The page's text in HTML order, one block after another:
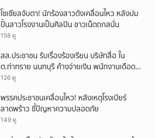
โซเชียลจับตา! นักร้องสาวดังเคลื่อนไหว หลังปม
ปั้นสาวโรงงานเป็นศิลปิน ชาวเน็ตถกสนั่น
158 ดู
สส.ประชาชน รับเรื่องร้องเรียน บริษัทสื่อ ใน
ต.ท่าทราย นนทบุรี ค้างจ่ายเงิน พนักงานเดือด
ร้อนนับร้อย
126 ดู
พรรคประชาชนเคลื่อนไหว! หลังเหตุโรงเบียร์
ลาดพร้าว ชี้ปัญหาความปลอดภัย
149 ดู